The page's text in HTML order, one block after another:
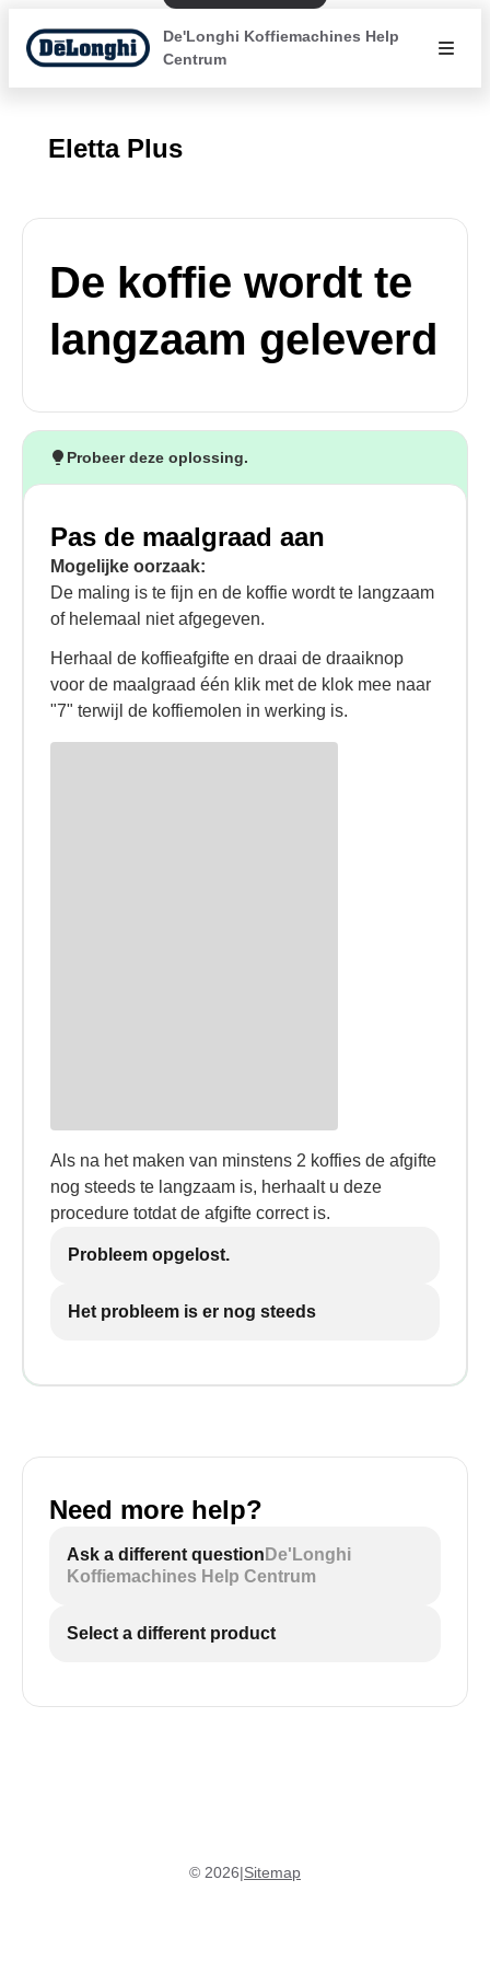
De'Longhi Koffiemachines Help
Centrum
Eletta Plus
De koffie wordt te
langzaam geleverd
Probeer deze oplossing.
Pas de maalgraad aan
Mogelijke oorzaak:
De maling is te fijn en de koffie wordt te langzaam
of helemaal niet afgegeven.
Herhaal de koffieafgifte en draai de draaiknop
voor de maalgraad één klik met de klok mee naar
"7" terwijl de koffiemolen in werking is.
Als na het maken van minstens 2 koffies de afgifte
nog steeds te langzaam is, herhaalt u deze
procedure totdat de afgifte correct is.
Probleem opgelost.
Het probleem is er nog steeds
Need more help?
Ask a different question De'Longhi
Koffiemachines Help Centrum
Select a different product
© 2026|Sitemap